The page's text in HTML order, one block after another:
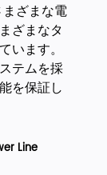
ざまな電
ざまなタ
います。
テムを採
を保証し
Line